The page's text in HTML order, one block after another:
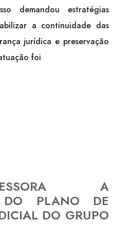
demandou estratégias
a continuidade das
jurídica e preservação
foi
A
DO PLANO DE
DO GRUPO